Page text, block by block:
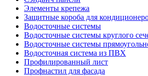
Элементы крепежа
Защитные короба для
Водосточные системы
Водосточные системы круглого
Водосточные системы
Водосточная система из ПВХ
Профилированный лист
Профнастил для фасада